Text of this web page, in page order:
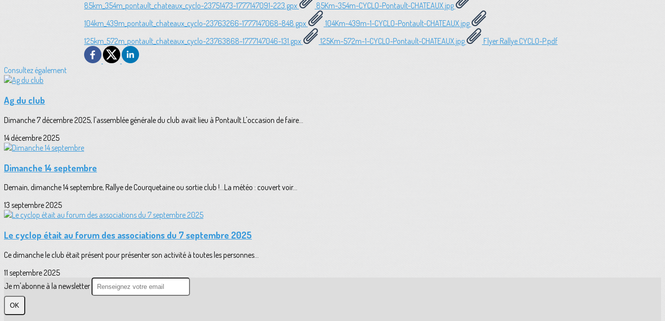
85km_354m_pontault_chateaux_cyclo-23751473-1777147091-223.gpx
85Km-354m-CYCLO-Pontault-CHATEAUX.jpg
104km_439m_pontault_chateaux_cyclo-23763266-1777147068-848.gpx
104Km-439m-1-CYCLO-Pontault-CHATEAUX.jpg
125km_572m_pontault_chateaux_cyclo-23763868-1777147046-131.gpx
125Km-572m-1-CYCLO-Pontault-CHATEAUX.jpg Flyer Rallye CYCLO-P.pdf
Consultez également
Ag du club
Dimanche 7 décembre 2025, l'assemblée générale du club avait lieu à Pontault.L'occasion de faire...
14 décembre 2025
Dimanche 14 septembre
Demain, dimanche 14 septembre, Rallye de Courquetaine ou sortie club !...La météo : couvert voir...
13 septembre 2025
Le cyclop était au forum des associations du 7 septembre 2025
Ce dimanche le club était présent pour présenter son activité à toutes les personnes...
11 septembre 2025
Je m'abonne à la newsletter
OK